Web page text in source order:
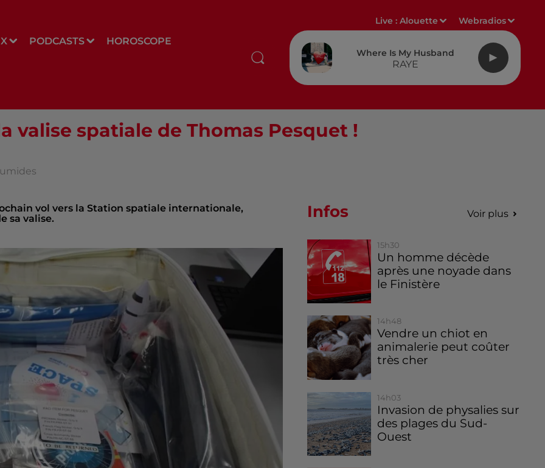
PODCASTS HOROSCOPE
Live :Alouette Webradios
Where Is My Husband
RAYE
valise spatiale de Thomas Pesquet !
vol vers la Station spatiale internationale,
sa valise.
Infos Voir plus
15h30
Un homme décède
après une noyade dans
le Finistère
14h48
Vendre un chiot en
animalerie peut coûter
très cher
14h03
Invasion de physalies sur
des plages du Sud-
Ouest